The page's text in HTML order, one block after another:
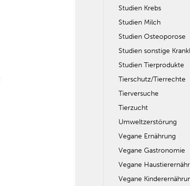
Studien Krebs
Studien Milch
Studien Osteoporose
Studien sonstige
Studien Tierprodukte
Tierschutz/Tierrechte
Tierversuche
Tierzucht
Umweltzerstörung
Vegane Ernährung
Vegane Gastronomie
Vegane
Vegane